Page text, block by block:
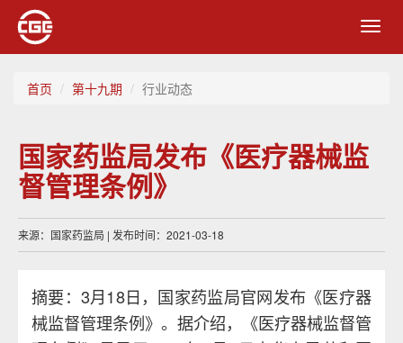
首页 第十九期 行业动态
国家药监局发布《医疗器械监
督管理条例》
来源：国家药监局 | 发布时间：2021-03-18
摘要：3月18日，国家药监局官网发布《医疗器
械监督管理条例》。据介绍，《医疗器械监督管